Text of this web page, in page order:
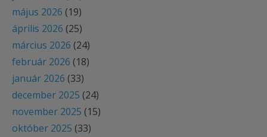
május 2026 (19)
április 2026 (25)
március 2026 (24)
február 2026 (18)
január 2026 (33)
december 2025 (24)
november 2025 (15)
október 2025 (33)